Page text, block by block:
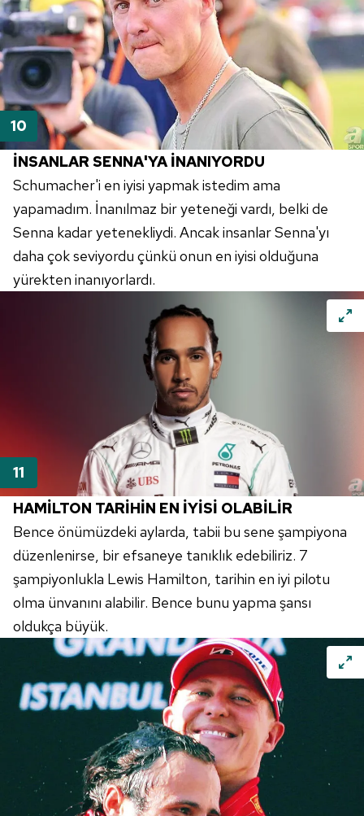
İNSANLAR SENNA'YAİNANIYORDU
Schumacher'i en iyisi yapmak istedim ama
yapamadım. İnanılmaz bir yeteneği vardı, belki de
Senna kadar yetenekliydi. Ancak insanlarSenna'yı
daha çok seviyordu çünkü onun en iyisi olduğuna
yürekten inanıyorlardı.
HAMİLTON TARİHİN EN İYİSİ OLABİLİR
Bence önümüzdeki aylarda, tabii bu sene şampiyona
düzenlenirse, bir efsaneye tanıklık edebiliriz. 7
şampiyonlukla Lewis Hamilton, tarihin en iyi pilotu
olma ünvanını alabilir. Bence bunu yapma şansı
oldukça büyük.